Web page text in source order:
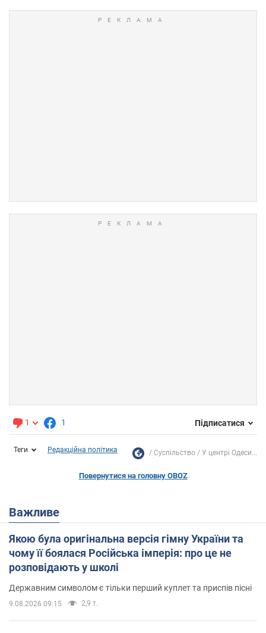
1 1 Підписатися
Теги Редакційна політика Суспільство У центрі Одеси...
Повернутися на головну OBOZ
Важливе
Якою була оригінальна версія гімну України та
чому її боялася Російська імперія: про це не
розповідають у школі
Державним символом є тільки перший куплет та приспів пісні
9.08.2026 09:15 2,9 т.